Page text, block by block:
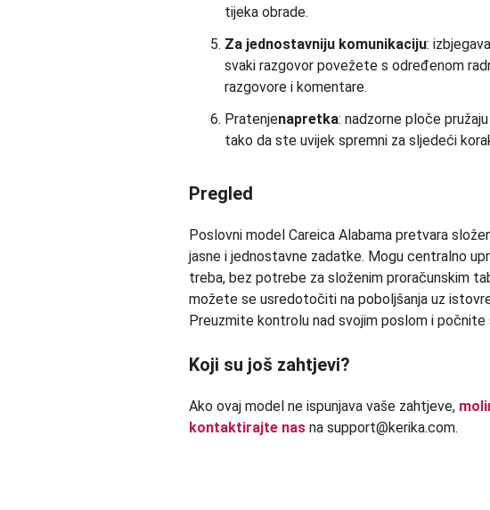
tijeka obrade.
Za jednostavniju komunikaciju:
svaki razgovor povežete s određenom
razgovore i komentare.
Pratenjenapretka: nadzorne ploče
tako da ste uvijek spremni za sljedeći
Pregled
Poslovni model Careica Alabama pretvara
jasne i jednostavne zadatke. Mogu centralno
treba, bez potrebe za složenim proračunskim
možete se usredotočiti na poboljšanja uz
Preuzmite kontrolu nad svojim poslom i počnite
Koji su još zahtjevi?
Ako ovaj model ne ispunjava vaše zahtjeve,
kontaktirajte nas na support@kerika.com.